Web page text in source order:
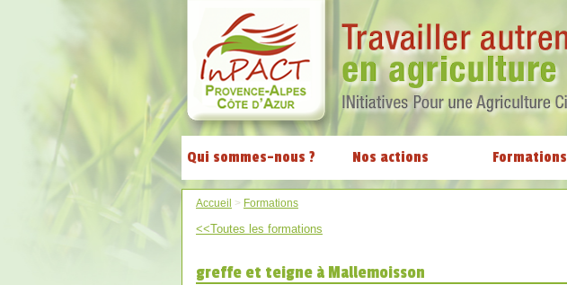
Qui sommes-nous ? Nos actions Formations
Accueil > Formations
<<Toutes les formations
greffe et teigne à Mallemoisson